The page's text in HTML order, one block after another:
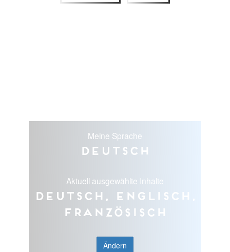
Meine Sprache
Deutsch
Aktuell ausgewählte Inhalte
Deutsch, Englisch,
Französisch
Ändern